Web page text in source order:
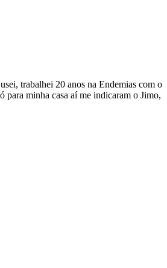
trabalhei 20 anos na Endemias com o
para minha casa aí me indicaram o Jimo,